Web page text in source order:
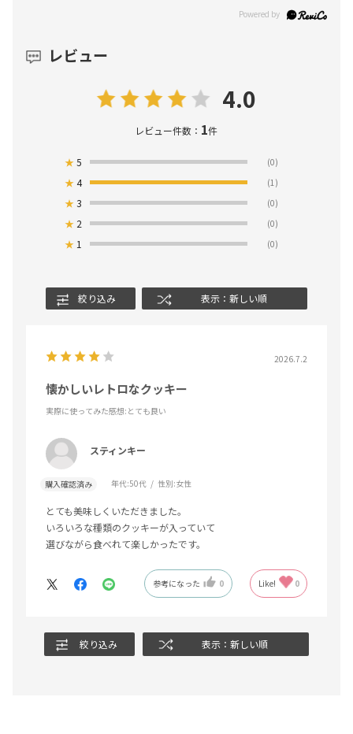
レビュー
4.0
レビュー件数： 1件
★5 (0)
★4 (1)
★3 (0)
★ 2 (0)
★ 1 (0)
絞り込み 表示：新しい順
2026.7.2
懐かしいレトロなクッキー
実際に使ってみた感想:とても良い
スティンキー
購入確認済み 年代:50代 性別:女性
とても美味しくいただきました。
いろいろな種類のクッキーが入っていて
選びながら食べれて楽しかったです。
参考になった 0 Like! 0
絞り込み 表示：新しい順